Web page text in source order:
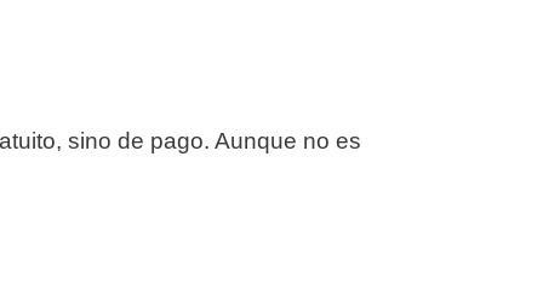
sino de pago. Aunque no es